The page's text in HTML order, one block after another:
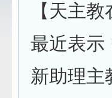
【天主
最近表示
新助理主